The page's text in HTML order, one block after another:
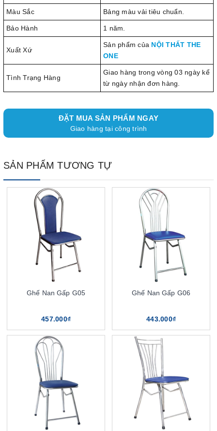
Màu Sắc Bảng màu vải tiêu chuẩn.
Bảo Hành 1 năm.
Xuất Xứ
Sản phẩm của NỘI THẤT THE
ONE
Tình Trạng Hàng
Giao hàng trong vòng 03 ngày kể
từ ngày nhận đơn hàng.
ĐẶT MUA SẢN PHẨM NGAY
Giao hàng tại công trình
SẢN PHẨM TƯƠNG TỰ
Ghế Nan Gấp G05
457.000₫
Ghế Nan Gấp G06
443.000₫